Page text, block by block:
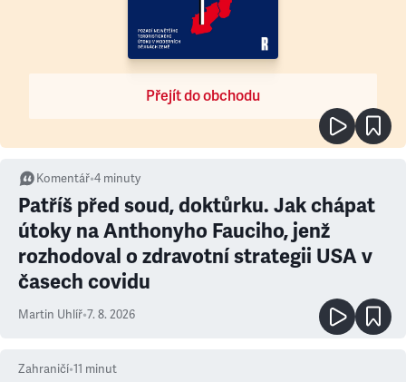
Přejít do obchodu
Komentář•4 minuty
Patříš před soud, doktůrku. Jak chápat
útoky na Anthonyho Fauciho, jenž
rozhodoval o zdravotní strategii USA v
časech covidu
Martin Uhlíř•7. 8. 2026
Zahraničí•11 minut